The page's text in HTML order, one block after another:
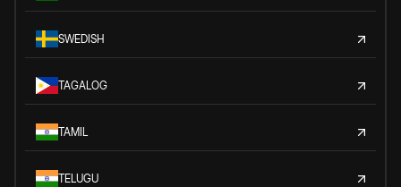
SWEDISH
TAGALOG
TAMIL
TELUGU